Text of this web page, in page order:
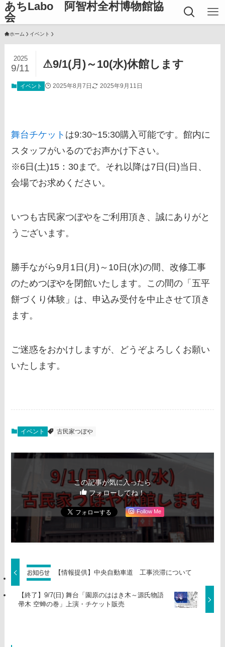
あちLabo 阿智村全村博物館協
会
ホーム イベント
⚠9/1(月)～10(水)休館します
2025
9/11
イベント 2025年8月7日 2025年9月11日
舞台チケット は9:30~15:30購入可能です。館内に
スタッフがいるのでお声かけ下さい。
※6日(土)15：30まで。それ以降は7日(日)当日、
会場でお求めください。
いつも古民家つぼやをご利用頂き、誠にありがと
うございます。
勝手ながら9月1日(月)～10日(水)の間、改修工事
のためつぼやを閉館いたします。この間の「五平
餅づくり体験」は、申込み受付を中止させて頂き
ます。
ご迷惑をおかけしますが、どうぞよろしくお願い
いたします。
イベント 古民家つぼや
この記事が気に入ったら
フォローしてね！
Follow Me
【情報提供】中央自動車道 工事渋滞について
【終了】9/7(日) 舞台「園原のははき木～源氏物語
帚木 空蝉の巻」上演・チケット販売